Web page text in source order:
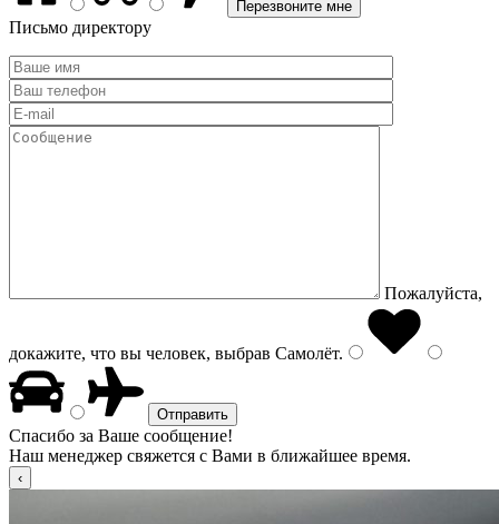
Письмо директору
Пожалуйста,
докажите, что вы человек, выбрав Самолёт.
Спасибо за Ваше сообщение!
Наш менеджер свяжется с Вами в ближайшее время.